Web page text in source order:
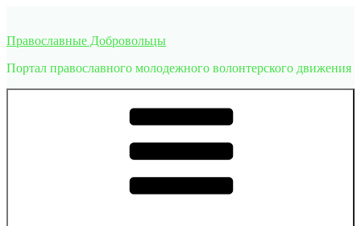
содержимому
Православные Добровольцы
Портал православного молодежного волонтерского движения